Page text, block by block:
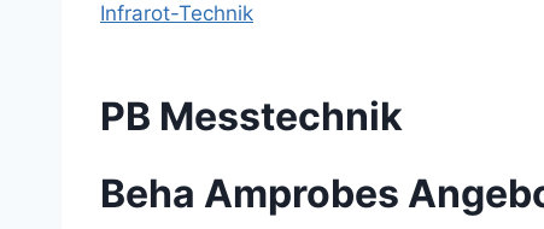
Infrarot-Technik
PB Messtechnik
Beha Amprobes